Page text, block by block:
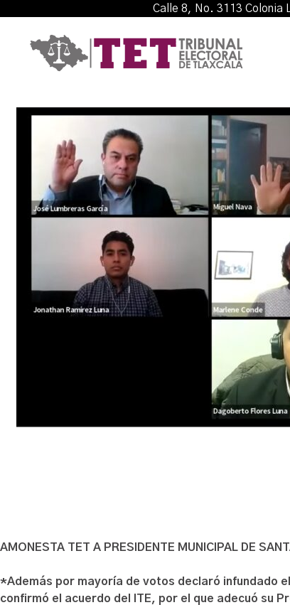
Calle 8, No. 3113
AMONESTA TET A PRESIDENTE MUNICIPAL DE
*Además por mayoría de votos declaró infundado
confirmó el acuerdo del ITE, por el que adecuó su